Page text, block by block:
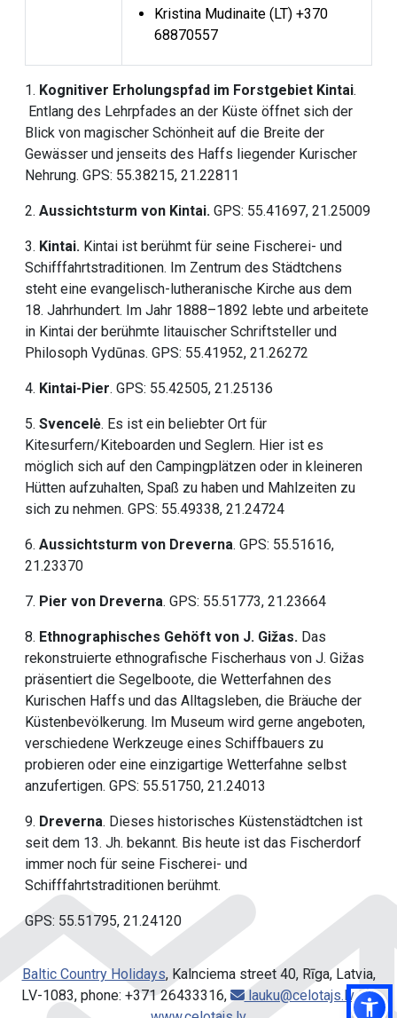
Kristina Mudinaite (LT) +370
68870557
1. Kognitiver Erholungspfad im Forstgebiet Kintai.
Entlang des Lehrpfades an der Küste öffnet sich der
Blick von magischer Schönheit auf die Breite der
Gewässer und jenseits des Haffs liegender Kurischer
Nehrung. GPS: 55.38215, 21.22811
2. Aussichtsturm von Kintai. GPS: 55.41697, 21.25009
3. Kintai. Kintai ist berühmt für seine Fischerei- und
Schifffahrtstraditionen. Im Zentrum des Städtchens
steht eine evangelisch-lutheranische Kirche aus dem
18. Jahrhundert. Im Jahr 1888–1892 lebte und arbeitete
in Kintai der berühmte litauischer Schriftsteller und
Philosoph Vydūnas. GPS: 55.41952, 21.26272
4. Kintai-Pier. GPS: 55.42505, 21.25136
5. Svencelė. Es ist ein beliebter Ort für
Kitesurfern/Kiteboarden und Seglern. Hier ist es
möglich sich auf den Campingplätzen oder in kleineren
Hütten aufzuhalten, Spaß zu haben und Mahlzeiten zu
sich zu nehmen. GPS: 55.49338, 21.24724
6. Aussichtsturm von Dreverna. GPS: 55.51616,
21.23370
7. Pier von Dreverna. GPS: 55.51773, 21.23664
8. Ethnographisches Gehöft von J. Gižas. Das
rekonstruierte ethnografische Fischerhaus von J. Gižas
präsentiert die Segelboote, die Wetterfahnen des
Kurischen Haffs und das Alltagsleben, die Bräuche der
Küstenbevölkerung. Im Museum wird gerne angeboten,
verschiedene Werkzeuge eines Schiffbauers zu
probieren oder eine einzigartige Wetterfahne selbst
anzufertigen. GPS: 55.51750, 21.24013
9. Dreverna. Dieses historisches Küstenstädtchen ist
seit dem 13. Jh. bekannt. Bis heute ist das Fischerdorf
immer noch für seine Fischerei- und
Schifffahrtstraditionen berühmt.
GPS: 55.51795, 21.24120
Baltic Country Holidays, Kalnciema street 40, Rīga, Latvia,
LV-1083, phone: +371 26433316,
lauku@celotajs.lv,